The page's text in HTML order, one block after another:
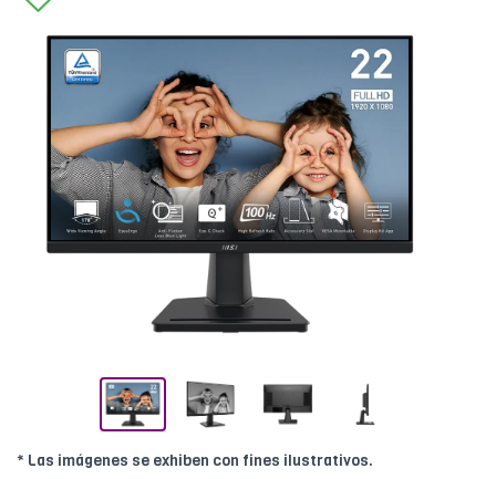
* Las imágenes se exhiben con fines ilustrativos.